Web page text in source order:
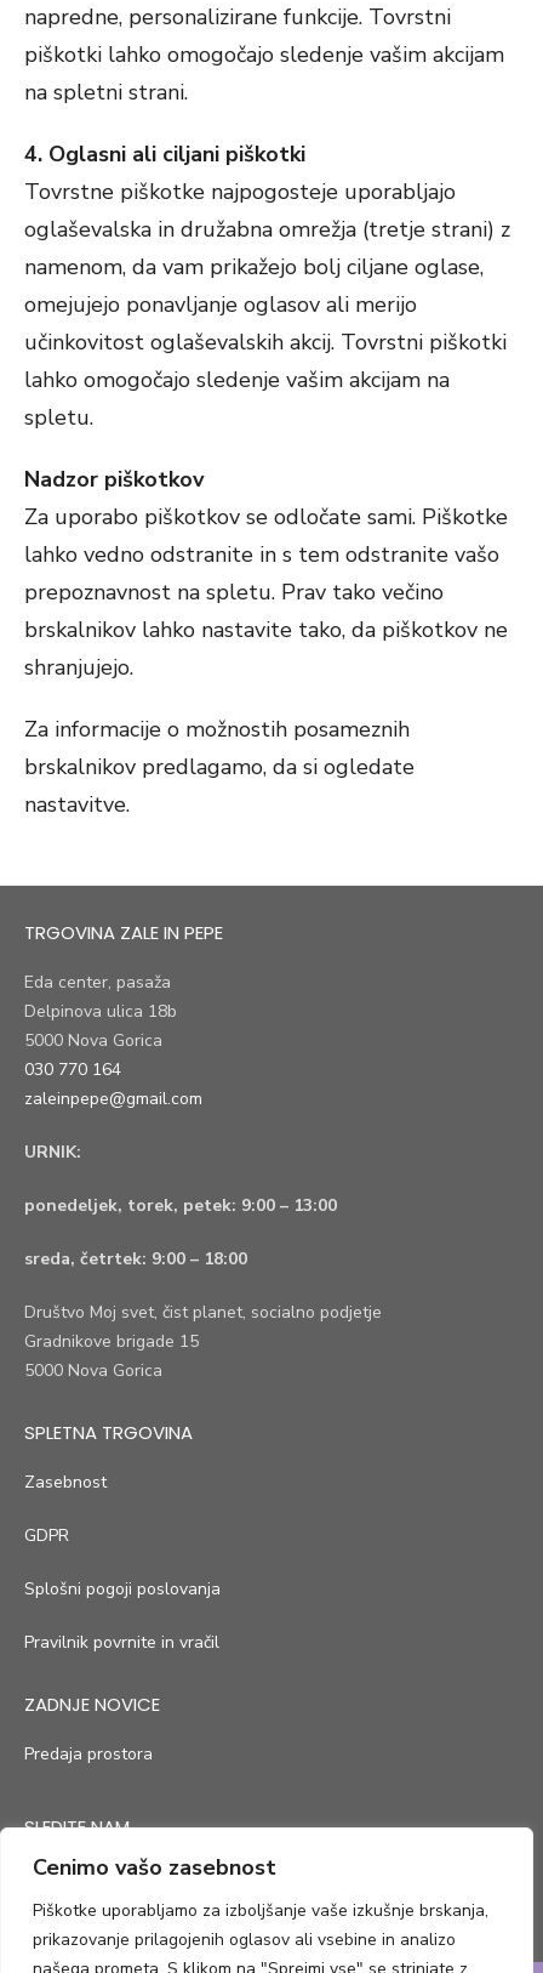
Cenimo vašo zasebnost
Piškotke uporabljamo za izboljšanje vaše izkušnje brskanja,
prikazovanje prilagojenih oglasov ali vsebine in analizo
napredne, personalizirane funkcije. Tovrstni
piškotki lahko omogočajo sledenje vašim akcijam
na spletni strani.
4. Oglasni ali ciljani piškotki
Tovrstne piškotke najpogosteje uporabljajo
oglaševalska in družabna omrežja (tretje strani) z
namenom, da vam prikažejo bolj ciljane oglase,
omejujejo ponavljanje oglasov ali merijo
učinkovitost oglaševalskih akcij. Tovrstni piškotki
lahko omogočajo sledenje vašim akcijam na
spletu.
Nadzor piškotkov
Za uporabo piškotkov se odločate sami. Piškotke
lahko vedno odstranite in s tem odstranite vašo
prepoznavnost na spletu. Prav tako večino
brskalnikov lahko nastavite tako, da piškotkov ne
shranjujejo.
Za informacije o možnostih posameznih
brskalnikov predlagamo, da si ogledate
nastavitve.
TRGOVINA ZALE IN PEPE
Eda center, pasaža
Delpinova ulica 18b
5000 Nova Gorica
030 770 164
zaleinpepe@gmail.com
URNIK:
ponedeljek, torek, petek: 9:00 – 13:00
sreda, četrtek: 9:00 – 18:00
Društvo Moj svet, čist planet, socialno podjetje
Gradnikove brigade 15
5000 Nova Gorica
SPLETNA TRGOVINA
Zasebnost
GDPR
Splošni pogoji poslovanja
Pravilnik povrnite in vračil
ZADNJE NOVICE
Predaja prostora
SLEDITE NAM